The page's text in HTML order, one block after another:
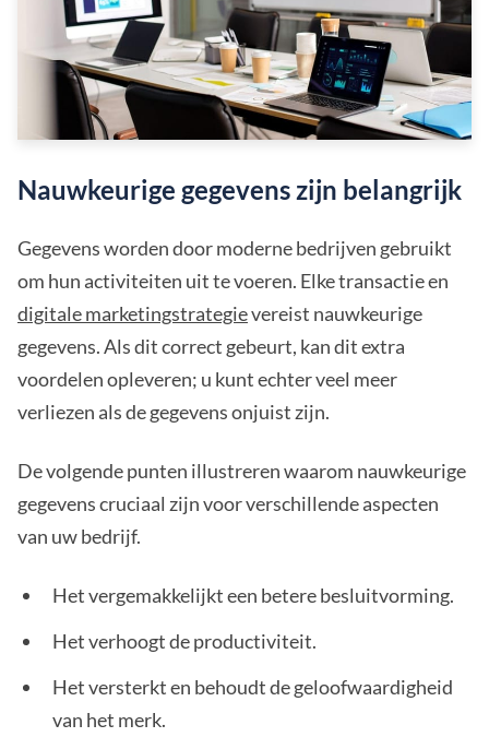
Nauwkeurige gegevens zijn belangrijk
Gegevens worden door moderne bedrijven gebruikt
om hun activiteiten uit te voeren. Elke transactie en
digitale marketingstrategievereist nauwkeurige
gegevens. Als dit correct gebeurt, kan dit extra
voordelen opleveren; u kunt echter veel meer
verliezen als de gegevens onjuist zijn.
De volgende punten illustreren waarom nauwkeurige
gegevens cruciaal zijn voor verschillende aspecten
van uw bedrijf.
Het vergemakkelijkt een betere besluitvorming.
Het verhoogt de productiviteit.
Het versterkt en behoudt de geloofwaardigheid
van het merk.